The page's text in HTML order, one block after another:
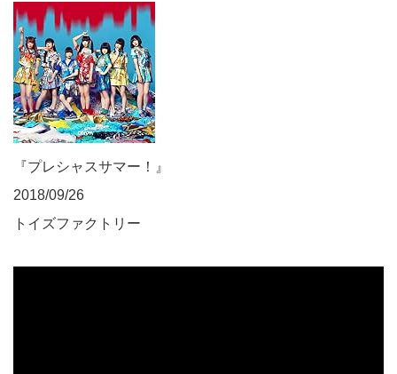
『プレシャスサマー！』
2018/09/26
トイズファクトリー